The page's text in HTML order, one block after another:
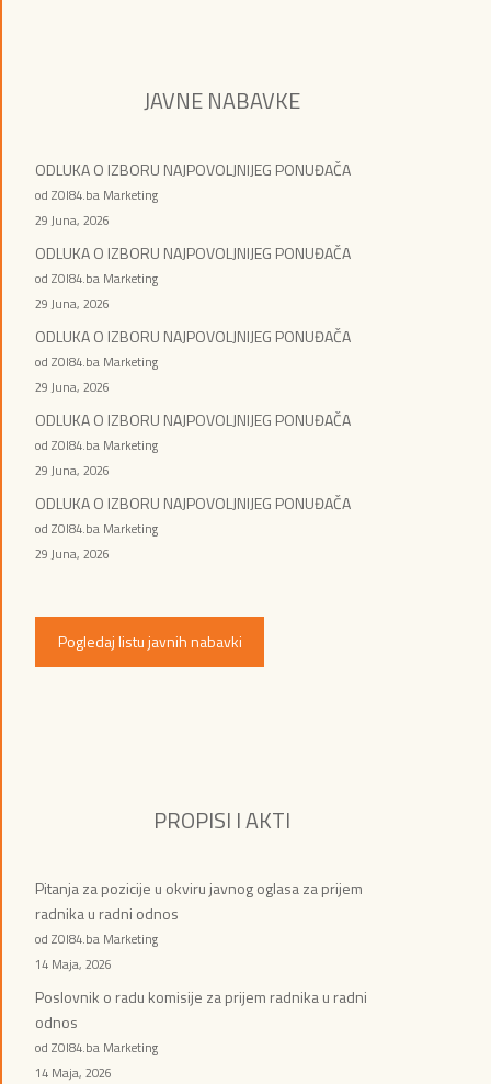
JAVNE NABAVKE
ODLUKA O IZBORU NAJPOVOLJNIJEG PONUĐAČA
od ZOI84.ba Marketing
29 Juna, 2026
ODLUKA O IZBORU NAJPOVOLJNIJEG PONUĐAČA
od ZOI84.ba Marketing
29 Juna, 2026
ODLUKA O IZBORU NAJPOVOLJNIJEG PONUĐAČA
od ZOI84.ba Marketing
29 Juna, 2026
ODLUKA O IZBORU NAJPOVOLJNIJEG PONUĐAČA
od ZOI84.ba Marketing
29 Juna, 2026
ODLUKA O IZBORU NAJPOVOLJNIJEG PONUĐAČA
od ZOI84.ba Marketing
29 Juna, 2026
Pogledaj listu javnih nabavki
PROPISI I AKTI
Pitanja za pozicije u okviru javnog oglasa za prijem
radnika u radni odnos
od ZOI84.ba Marketing
14 Maja, 2026
Poslovnik o radu komisije za prijem radnika u radni
odnos
od ZOI84.ba Marketing
14 Maja, 2026